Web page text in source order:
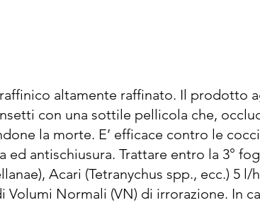
altamente raffinato. Il prodotto
con una sottile pellicola che,
la morte. E’ efficace contro le
antischiusura. Trattare entro la 3°
Acari (Tetranychus spp., ecc.) 5 l/
Normali (VN) di irrorazione. In